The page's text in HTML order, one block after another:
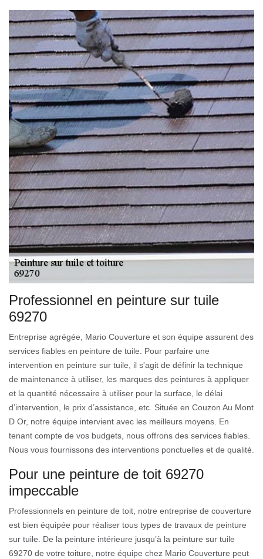
Professionnel en peinture sur tuile
69270
Entreprise agrégée, Mario Couverture et son équipe assurent des
services fiables en peinture de tuile. Pour parfaire une
intervention en peinture sur tuile, il s'agit de définir la technique
de maintenance à utiliser, les marques des peintures à appliquer
et la quantité nécessaire à utiliser pour la surface, le délai
d’intervention, le prix d’assistance, etc. Située en Couzon Au Mont
D Or, notre équipe intervient avec les meilleurs moyens. En
tenant compte de vos budgets, nous offrons des services fiables.
Nous vous fournissons des interventions ponctuelles et de qualité.
Pour une peinture de toit 69270
impeccable
Professionnels en peinture de toit, notre entreprise de couverture
est bien équipée pour réaliser tous types de travaux de peinture
sur tuile. De la peinture intérieure jusqu’à la peinture sur tuile
69270 de votre toiture, notre équipe chez Mario Couverture peut